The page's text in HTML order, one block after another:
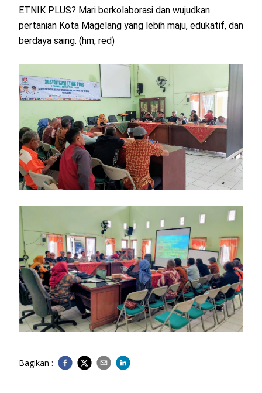
ETNIK PLUS? Mari berkolaborasi dan wujudkan
pertanian Kota Magelang yang lebih maju, edukatif, dan
berdaya saing. (hm, red)
Bagikan :